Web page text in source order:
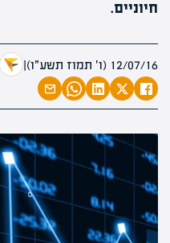
חיוניים.
12/07/16 (ו׳ תמוז תשע״ו) |